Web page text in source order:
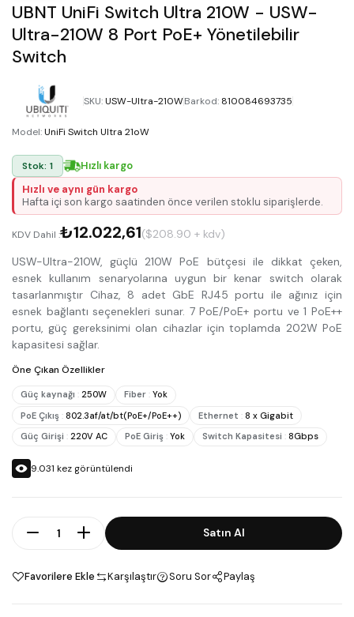
UBNT UniFi Switch Ultra 210W - USW-
Ultra-210W 8 Port PoE+ Yönetilebilir
Switch
SKU:USW-Ultra-210WBarkod: 810084693735
Model:UniFi Switch Ultra 21oW
Stok: 1
Hızlı kargo
Hızlı ve aynı gün kargo
Hafta içi son kargo saatinden önce verilen stoklu siparişlerde.
KDV Dahil :₺12.022,61($208.90 + kdv)
USW-Ultra-210W, güçlü 210W PoE bütçesi ile dikkat çeken,
esnek kullanım senaryolarına uygun bir kenar switch olarak
tasarlanmıştır Cihaz, 8 adet GbE RJ45 portu ile ağınız için
esnek bağlantı seçenekleri sunar. 7 PoE/PoE+ portu ve 1 PoE++
portu, güç gereksinimi olan cihazlar için toplamda 202W PoE
kapasitesi sağlar.
Öne Çıkan Özellikler
Güç kaynağı : 250W Fiber : Yok
PoE Çıkış : 802.3af/at/bt(PoE+/PoE++) Ethernet : 8 x Gigabit
Güç Girişi : 220V AC PoE Giriş : Yok Switch Kapasitesi : 8Gbps
9.031 kez görüntülendi
Adet Satın Al
Favorilere Ekle Karşılaştır Soru Sor Paylaş